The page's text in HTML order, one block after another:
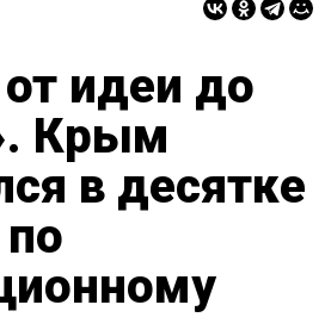
идеи до
Крым
в десятке